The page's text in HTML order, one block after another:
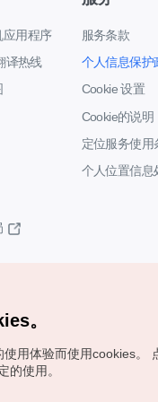
应用程序
译热线
服务条款
个人信息保护
Cookie 设置
Cookie的说明
定位服务使用
个人位置信息
。
用体验而使用cookies。
的使用。